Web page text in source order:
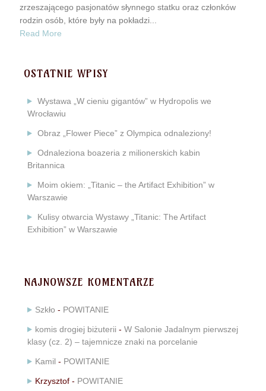
zrzeszającego pasjonatów słynnego statku oraz członków
rodzin osób, które były na pokładzi...
Read More
OSTATNIE WPISY
Wystawa „W cieniu gigantów” w Hydropolis we
Wrocławiu
Obraz „Flower Piece” z Olympica odnaleziony!
Odnaleziona boazeria z milionerskich kabin
Britannica
Moim okiem: „Titanic – the Artifact Exhibition” w
Warszawie
Kulisy otwarcia Wystawy „Titanic: The Artifact
Exhibition” w Warszawie
NAJNOWSZE KOMENTARZE
Szkło - POWITANIE
komis drogiej biżuterii - W Salonie Jadalnym pierwszej
klasy (cz. 2) – tajemnicze znaki na porcelanie
Kamil - POWITANIE
Krzysztof - POWITANIE